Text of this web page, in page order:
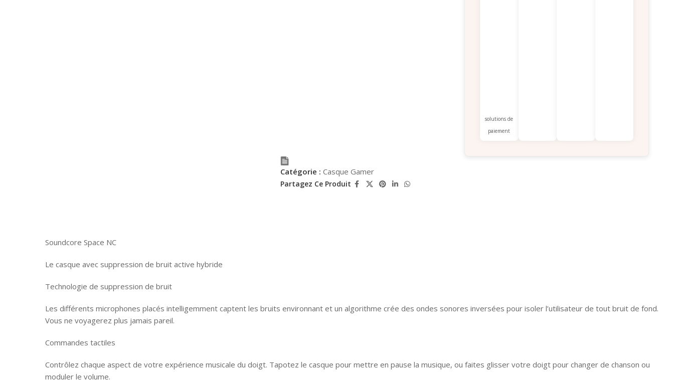
solutions de
paiement
Catégorie : Casque Gamer
Partagez Ce Produit
Soundcore Space NC
Le casque avec suppression de bruit active hybride
Technologie de suppression de bruit
Les différents microphones placés intelligemment captent les bruits environnant et un algorithme crée des ondes sonores inversées pour isoler l’utilisateur de tout bruit de fond.
Vous ne voyagerez plus jamais pareil.
Commandes tactiles
Contrôlez chaque aspect de votre expérience musicale du doigt. Tapotez le casque pour mettre en pause la musique, ou faites glisser votre doigt pour changer de chanson ou
moduler le volume.